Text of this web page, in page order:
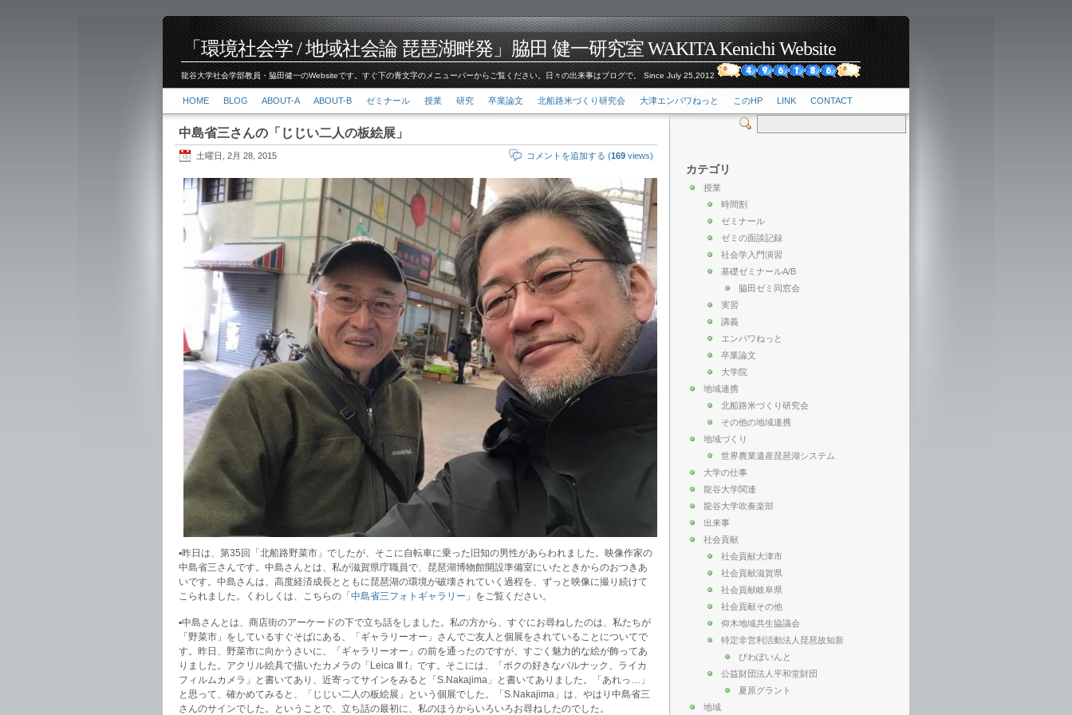
「環境社会学 / 地域社会論 琵琶湖畔発」脇田 健一研究室 WAKITA Kenichi Website
龍谷大学社会学部教員・脇田健一のWebsiteです。すぐ下の青文字のメニューバーからご覧ください。日々の出来事はブログで。 Since July 25,2012
HOME BLOG ABOUT-A ABOUT-B ゼミナール 授業 研究 卒業論文 北船路米づくり研究会 大津エンパワねっと このHP LINK CONTACT
中島省三さんの「じじい二人の板絵展」
土曜日, 2月 28, 2015 コメントを追加する (169 views)
▪︎昨日は、第35回「北船路野菜市」でしたが、そこに自転車に乗った旧知の男性があらわれました。映像作家の
中島省三さんです。中島さんとは、私が滋賀県庁職員で、琵琶湖博物館開設準備室にいたときからのおつきあ
いです。中島さんは、高度経済成長とともに琵琶湖の環境が破壊されていく過程を、ずっと映像に撮り続けて
こられました。くわしくは、こちらの 「中島省三フォトギャラリー」 をご覧ください。
▪︎中島さんとは、商店街のアーケードの下で立ち話をしました。私の方から、すぐにお尋ねしたのは、私たちが
「野菜市」をしているすぐそばにある、「ギャラリーオー」さんでご友人と個展をされていることについてで
す。昨日、野菜市に向かうさいに、「ギャラリーオー」の前を通ったのですが、すごく魅力的な絵が飾ってあ
りました。アクリル絵具で描いたカメラの「Leica Ⅲ f」です。そこには、「ボクの好きなバルナック、ライカ
フィルムカメラ」と書いてあり、近寄ってサインをみると「S.Nakajima」と書いてありました。「あれっ…」
と思って、確かめてみると、「じじい二人の板絵展」という個展でした。「S.Nakajima」は、やはり中島省三
さんのサインでした。ということで、立ち話の最初に、私のほうからいろいろお尋ねしたのでした。
カテゴリ
授業
時間割
ゼミナール
ゼミの面談記録
社会学入門演習
基礎ゼミナールA/B
脇田ゼミ同窓会
実習
講義
エンパワねっと
卒業論文
大学院
地域連携
北船路米づくり研究会
その他の地域連携
地域づくり
世界農業遺産琵琶湖システム
大学の仕事
龍谷大学関連
龍谷大学吹奏楽部
出来事
社会貢献
社会貢献大津市
社会貢献滋賀県
社会貢献岐阜県
社会貢献その他
仰木地域共生協議会
特定非営利活動法人琵琶故知新
びわぽいんと
公益財団法人平和堂財団
夏原グラント
地域